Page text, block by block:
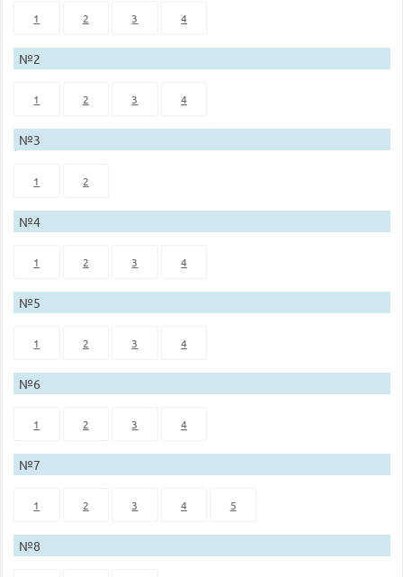
1 2 3 4
№2
1 2 3 4
№3
1 2
№4
1 2 3 4
№5
1 2 3 4
№6
1 2 3 4
№7
1 2 3 4 5
№8